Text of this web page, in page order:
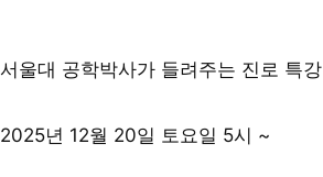
서울대 공학박사가 들려주는 진로 특강
2025년 12월 20일 토요일 5시 ~